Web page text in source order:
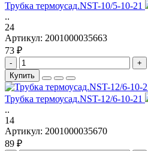
Трубка термоусад.NST-10/5-10-21
..
24
Артикул: 2001000035663
73 ₽
-
+
Купить
Трубка термоусад.NST-12/6-10-21
..
14
Артикул: 2001000035670
89 ₽